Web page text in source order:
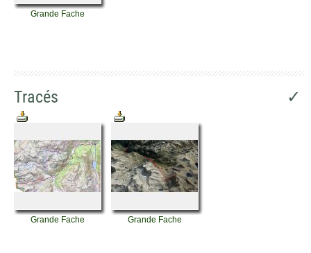
Grande Fache
Tracés ✓
Grande Fache Grande Fache